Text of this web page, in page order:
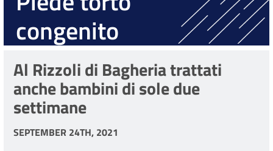
congenito
Al Rizzoli di Bagheria trattati
anche bambini di sole due
settimane
SEPTEMBER 24TH, 2021